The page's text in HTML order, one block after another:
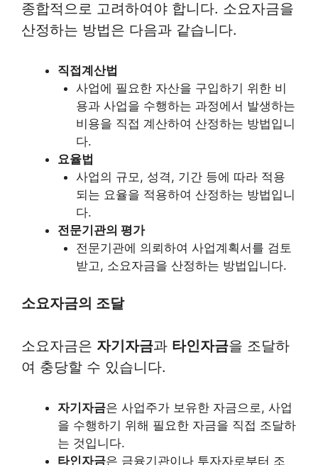
종합적으로 고려하여야 합니다. 소요자금을
산정하는 방법은 다음과 같습니다.
직접계산법
사업에 필요한 자산을 구입하기 위한 비
용과 사업을 수행하는 과정에서 발생하는
비용을 직접 계산하여 산정하는 방법입니
다.
요율법
사업의 규모, 성격, 기간 등에 따라 적용
되는 요율을 적용하여 산정하는 방법입니
다.
전문기관의 평가
전문기관에 의뢰하여 사업계획서를 검토
받고, 소요자금을 산정하는 방법입니다.
소요자금의 조달
소요자금은 자기자금과 타인자금을 조달하
여 충당할 수 있습니다.
자기자금은 사업주가 보유한 자금으로, 사업
을 수행하기 위해 필요한 자금을 직접 조달하
는 것입니다.
타인자금은 금융기관이나 투자자로부터 조